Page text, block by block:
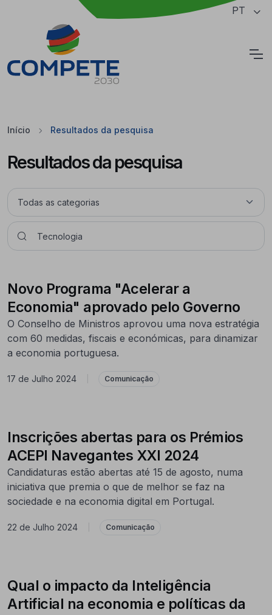
Saltar para o conteúdo principal da página PT
Início Resultados da pesquisa
Resultados da pesquisa
Novo Programa "Acelerar a
Economia" aprovado pelo Governo
O Conselho de Ministros aprovou uma nova estratégia
com 60 medidas, fiscais e económicas, para dinamizar
a economia portuguesa.
17 de Julho 2024 Comunicação
Inscrições abertas para os Prémios
ACEPI Navegantes XXI 2024
Candidaturas estão abertas até 15 de agosto, numa
iniciativa que premia o que de melhor se faz na
sociedade e na economia digital em Portugal.
22 de Julho 2024 Comunicação
Qual o impacto da Inteligência
Artificial na economia e políticas da